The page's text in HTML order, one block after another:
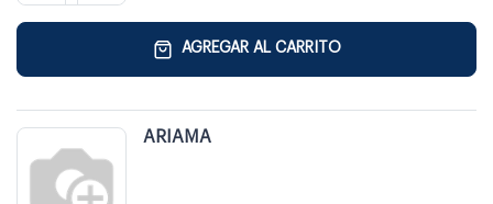
AGREGAR AL CARRITO
ARIAMA